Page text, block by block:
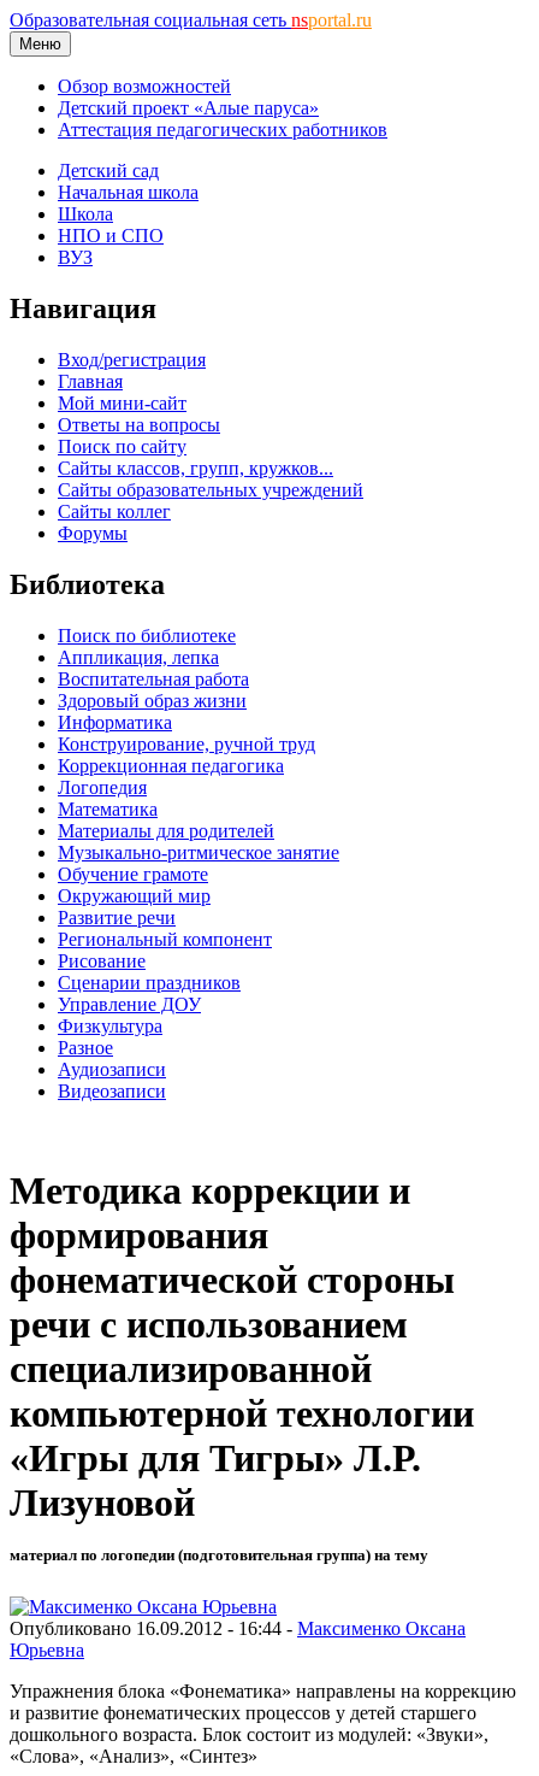
Образовательная социальная сеть nsportal.ru
Меню
Обзор возможностей
Детский проект «Алые паруса»
Аттестация педагогических работников
Детский сад
Начальная школа
Школа
НПО и СПО
ВУЗ
Навигация
Вход/регистрация
Главная
Мой мини-сайт
Ответы на вопросы
Поиск по сайту
Сайты классов, групп, кружков...
Сайты образовательных учреждений
Сайты коллег
Форумы
Библиотека
Поиск по библиотеке
Аппликация, лепка
Воспитательная работа
Здоровый образ жизни
Информатика
Конструирование, ручной труд
Коррекционная педагогика
Логопедия
Математика
Материалы для родителей
Музыкально-ритмическое занятие
Обучение грамоте
Окружающий мир
Развитие речи
Региональный компонент
Рисование
Сценарии праздников
Управление ДОУ
Физкультура
Разное
Аудиозаписи
Видеозаписи
Методика коррекции и
формирования
фонематической стороны
речи с использованием
специализированной
компьютерной технологии
«Игры для Тигры» Л.Р.
Лизуновой
материал по логопедии (подготовительная группа) на тему
Опубликовано 16.09.2012 - 16:44 - Максименко Оксана
Юрьевна
Упражнения блока «Фонематика» направлены на коррекцию
и развитие фонематических процессов у детей старшего
дошкольного возраста. Блок состоит из модулей: «Звуки»,
«Слова», «Анализ», «Синтез»